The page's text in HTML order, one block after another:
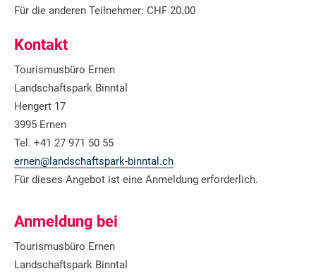
Für die anderen Teilnehmer: CHF 20.00
Kontakt
Tourismusbüro Ernen
Landschaftspark Binntal
Hengert 17
3995 Ernen
Tel. +41 27 971 50 55
ernen@landschaftspark-binntal.ch
Für dieses Angebot ist eine Anmeldung erforderlich.
Anmeldung bei
Tourismusbüro Ernen
Landschaftspark Binntal